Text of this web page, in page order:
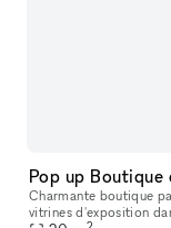
Charmante boutique
vitrines d'exposition dans un style vintage, vitrine donnant sur le Passage